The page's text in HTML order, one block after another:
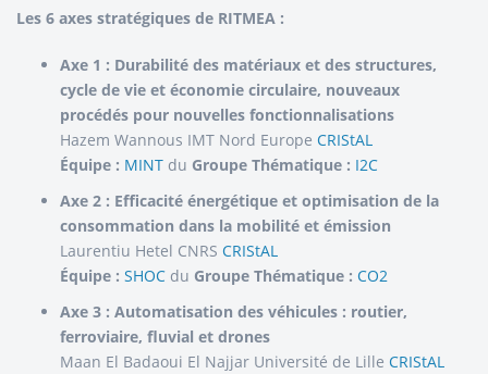
Les 6 axes stratégiques de RITMEA :
Axe 1 : Durabilité des matériaux et des structures,
cycle de vie et économie circulaire, nouveaux
procédés pour nouvelles fonctionnalisations
Hazem Wannous IMT Nord Europe CRIStAL
Équipe : MINT du Groupe Thématique : I2C
Axe 2 : Efficacité énergétique et optimisation de la
consommation dans la mobilité et émission
Laurentiu Hetel CNRS CRIStAL
Équipe : SHOC du Groupe Thématique : CO2
Axe 3 : Automatisation des véhicules : routier,
ferroviaire, fluvial et drones
Maan El Badaoui El Najjar Université de Lille CRIStAL